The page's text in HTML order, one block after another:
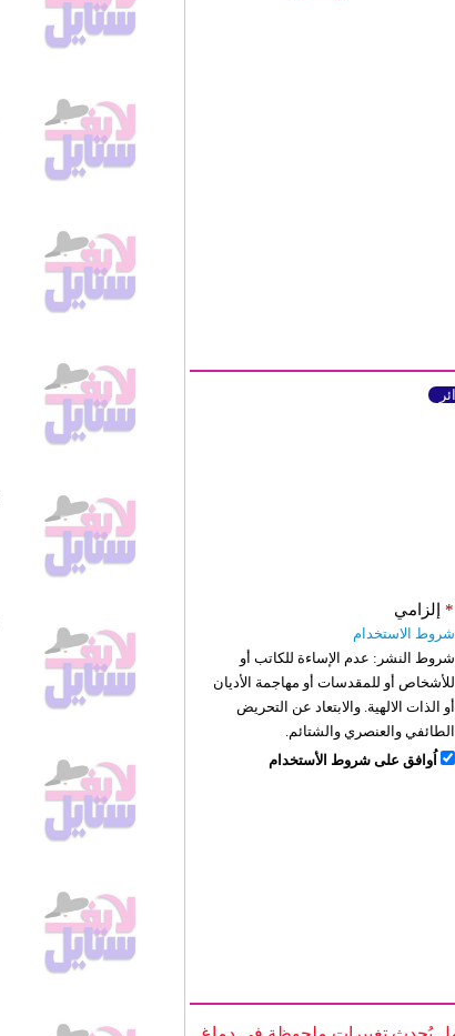
إلزامي *
شروط الاستخدام
شروط النشر: عدم الإساءة للكاتب أو
للأشخاص أو للمقدسات أو مهاجمة الأديان
أو الذات الالهية. والابتعاد عن التحريض
الطائفي والعنصري والشتائم.
اُوافق على شروط الأستخدام